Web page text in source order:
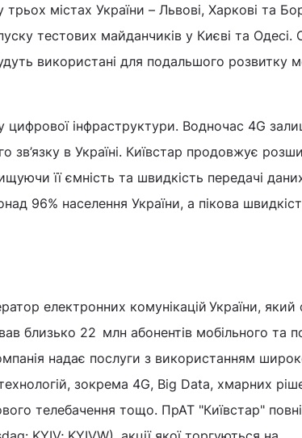
трьох містах України – Львові, Харкові та
тестових майданчиків у Києві та Одесі.
використані для подальшого розвитку
інфраструктури. Водночас 4G
зв’язку в Україні. Київстар продовжує
її ємність та швидкість передачі
96% населення України, а пікова
електронних комунікацій України, який
близько 22 млн абонентів мобільного та
надає послуги з використанням
зокрема 4G, Big Data, хмарних
телебачення тощо. ПрАТ "Київстар"